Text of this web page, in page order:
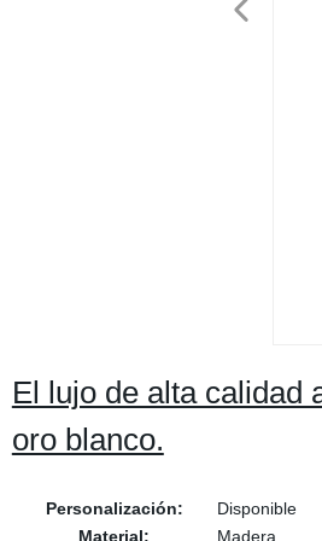
El lujo de alta calidad
oro blanco.
Personalización:
Disponible
Material:
Madera